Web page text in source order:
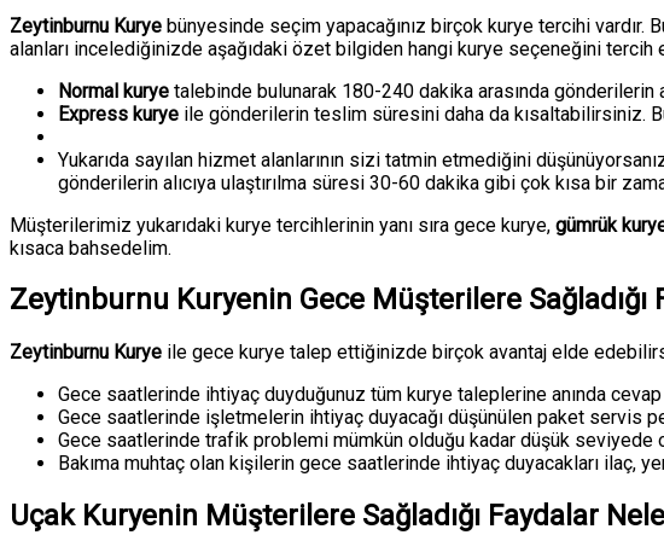
Zeytinburnu Kurye bünyesinde seçim yapacağınız birçok kurye tercihi
alanları incelediğinizde aşağıdaki özet bilgiden hangi kurye seçeneğini
Normal kurye talebinde bulunarak 180-240 dakika arasında gönderilerin
Express kurye ile gönderilerin teslim süresini daha da kısaltabilirsiniz.
Yukarıda sayılan hizmet alanlarının sizi tatmin etmediğini
gönderilerin alıcıya ulaştırılma süresi 30-60 dakika gibi çok kısa bir
Müşterilerimiz yukarıdaki kurye tercihlerinin yanı sıra gece kurye, gümrük
kısaca bahsedelim.
Zeytinburnu Kuryenin Gece Müşterilere Sağladığı
Zeytinburnu Kurye ile gece kurye talep ettiğinizde birçok avantaj elde
Gece saatlerinde ihtiyaç duyduğunuz tüm kurye taleplerine anında
Gece saatlerinde işletmelerin ihtiyaç duyacağı düşünülen paket servis
Gece saatlerinde trafik problemi mümkün olduğu kadar düşük seviyede
Bakıma muhtaç olan kişilerin gece saatlerinde ihtiyaç duyacakları ilaç,
Uçak Kuryenin Müşterilere Sağladığı Faydalar